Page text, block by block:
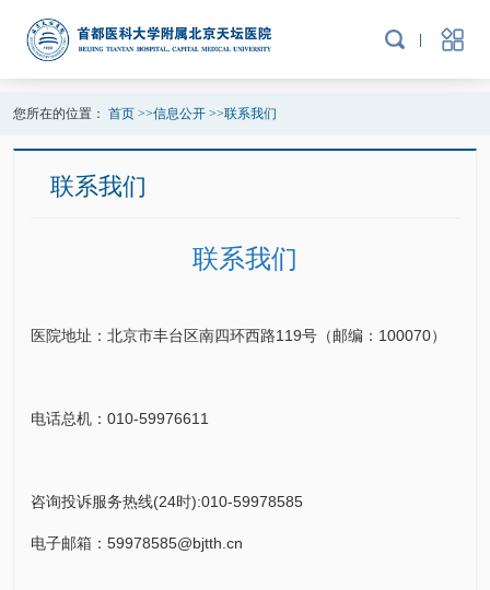
您所在的位置： 首页>>信息公开>>联系我们
联系我们
联系我们
医院地址：北京市丰台区南四环西路119号（邮编：100070）
电话总机：010-59976611
咨询投诉服务热线(24时):010-59978585
电子邮箱：59978585@bjtth.cn